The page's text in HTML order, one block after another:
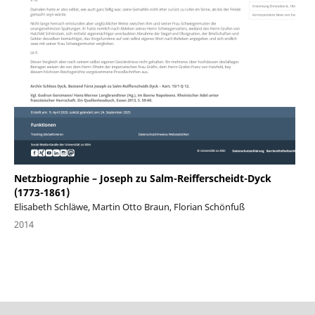
Netzbiographie – Joseph zu Salm-Reifferscheidt-Dyck
(1773-1861)
Elisabeth Schläwe, Martin Otto Braun, Florian Schönfuß
2014